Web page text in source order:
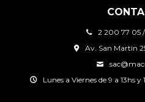
2 200 77 05
Av. San Martin
Lunes a Viernes de 9 a 13hs y